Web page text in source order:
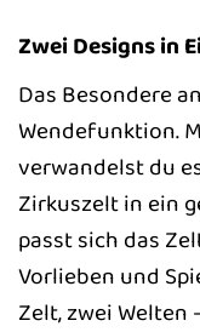
Zwei Designs in
Das Besondere
Wendefunktion.
verwandelst du
Zirkuszelt in ein
passt sich das
Vorlieben und
Zelt, zwei Welten